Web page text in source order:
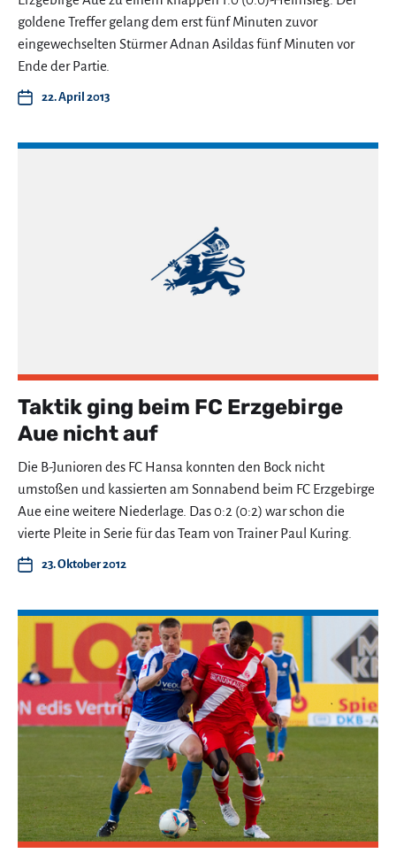
goldene Treffer gelang dem erst fünf Minuten zuvor
eingewechselten Stürmer Adnan Asildas fünf Minuten vor
Ende der Partie.
22. April 2013
Taktik ging beim FC Erzgebirge
Aue nicht auf
Die B-Junioren des FC Hansa konnten den Bock nicht
umstoßen und kassierten am Sonnabend beim FC Erzgebirge
Aue eine weitere Niederlage. Das 0:2 (0:2) war schon die
vierte Pleite in Serie für das Team von Trainer Paul Kuring.
23. Oktober 2012